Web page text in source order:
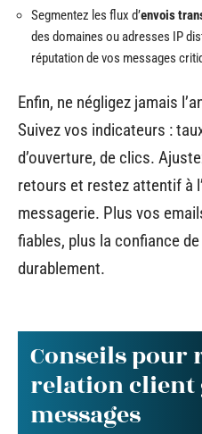
Segmentez les flux d’envois
des domaines ou adresses IP
réputation de vos messages
Enfin, ne négligez jamais
Suivez vos indicateurs :
d’ouverture, de clics.
retours et restez attentif à
messagerie. Plus vos
fiables, plus la confiance
durablement.
Conseils
relation client
messages